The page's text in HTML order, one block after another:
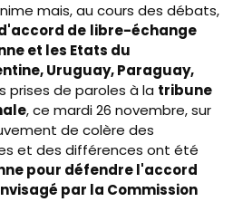
mais, au cours des débats,
de libre-échange
et les Etats du
Uruguay, Paraguay,
prises de paroles à la tribune
,ce mardi 26 novembre, sur
ment de colère des
et des différences ont été
pour défendre l'accord
par la Commission